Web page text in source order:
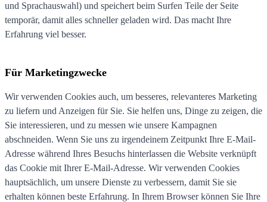
und Sprachauswahl) und speichert beim Surfen Teile der Seite
temporär, damit alles schneller geladen wird. Das macht Ihre
Erfahrung viel besser.
Für Marketingzwecke
Wir verwenden Cookies auch, um besseres, relevanteres Marketing
zu liefern und Anzeigen für Sie. Sie helfen uns, Dinge zu zeigen, die
Sie interessieren, und zu messen wie unsere Kampagnen
abschneiden. Wenn Sie uns zu irgendeinem Zeitpunkt Ihre E-Mail-
Adresse während Ihres Besuchs hinterlassen die Website verknüpft
das Cookie mit Ihrer E-Mail-Adresse. Wir verwenden Cookies
hauptsächlich, um unsere Dienste zu verbessern, damit Sie sie
erhalten können beste Erfahrung. In Ihrem Browser können Sie Ihre